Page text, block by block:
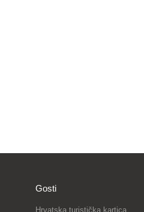
Gosti
Hrvatska turistička kartica